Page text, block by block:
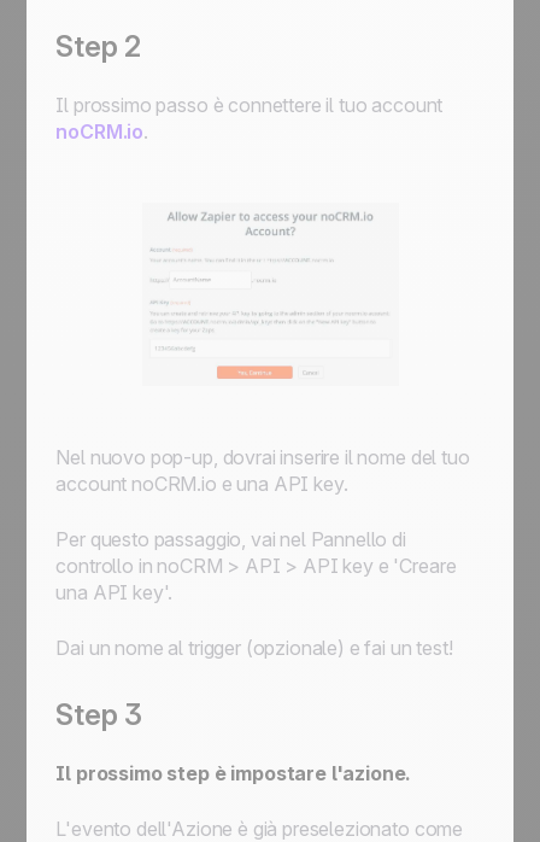
Step 2
Il prossimo passo è connettere il tuo account
noCRM.io.
Nel nuovo pop-up, dovrai inserire il nome del tuo
account noCRM.io e una API key.
Per questo passaggio, vai nel Pannello di
controllo in noCRM > API > API key e 'Creare
una API key'.
Dai un nome al trigger (opzionale) e fai un test!
Step 3
Il prossimo step è impostare l'azione.
L'evento dell'Azione è già preselezionato come